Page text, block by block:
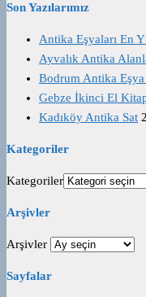
Son Yazılarımız
Antika Eşyaları En
Ayvalık Antika
Bodrum Antika
Gebze İkinci El
Kadıköy Antika Sat
Kategoriler
Kategoriler
Arşivler
Arşivler
Sayfalar